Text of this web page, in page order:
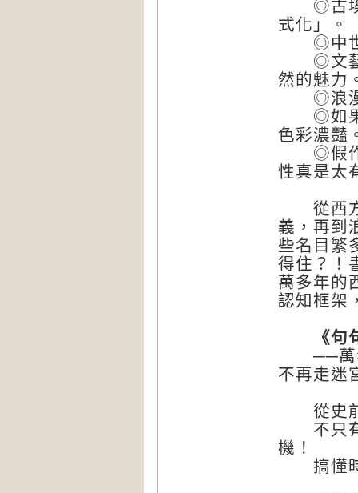
◎古埃
式化」。
◎中世
◎文藝
然的魅力
◎浪漫
◎如果
色彩濃豔
◎假作
性真是太
從西方
義，再到
些名目繁
得住？！
萬多年的
認知框架
《句句
──萬年
不再走迷
從史前
不只有
機！
搞懂時